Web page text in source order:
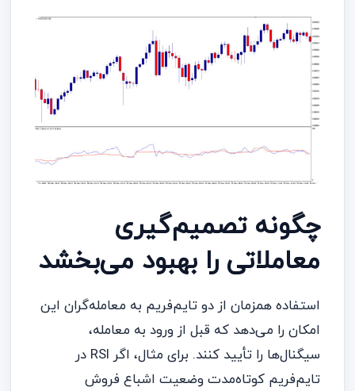
چگونه تصمیم‌گیری
معاملاتی را بهبود می‌بخشد
استفاده همزمان از دو تایم‌فریم به معامله‌گران این
امکان را می‌دهد که قبل از ورود به معامله،
سیگنال‌ها را تأیید کنند. برای مثال، اگر RSI در
تایم‌فریم کوتاه‌مدت وضعیت اشباع فروش